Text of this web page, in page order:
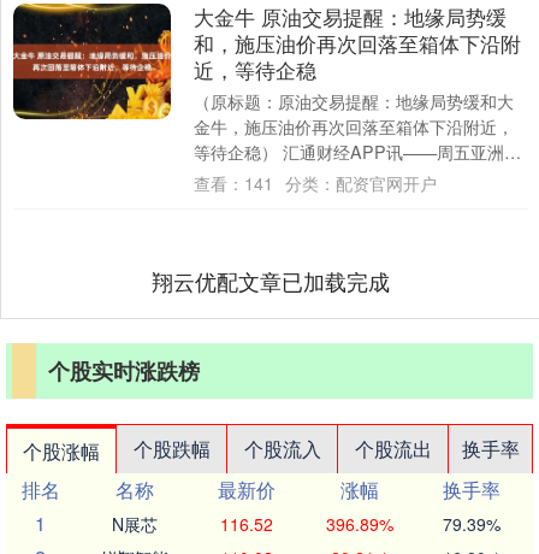
大金牛 原油交易提醒：地缘局势缓
和，施压油价再次回落至箱体下沿附
近，等待企稳
（原标题：原油交易提醒：地缘局势缓和大
金牛，施压油价再次回落至箱体下沿附近，
等待企稳） 汇通财经APP讯——周五亚洲早
盘，美国西德克萨斯中质原油（WTI）延续
查看： 141 分类： 配资官网开户
翔云优配文章已加载完成
个股实时涨跌榜
个股涨幅 个股跌幅 个股流入 个股流出
换手率
排名
名称 最新价 涨幅
换手率
1
N展芯 116.52 396.89% 79.39%